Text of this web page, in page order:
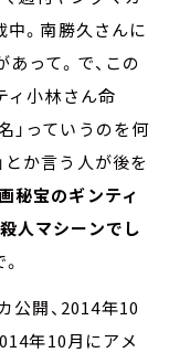
。南勝久さんに
って。で、この
ィ小林さん命
」っていうのを何
とか言う人が後を
秘宝のギンティ
人マシーンでし
公開、2014年10
年10月にアメ